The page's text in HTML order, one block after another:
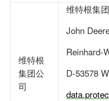
维特根
集团公
司
维特根集团
John
Reinhard-
D-53578